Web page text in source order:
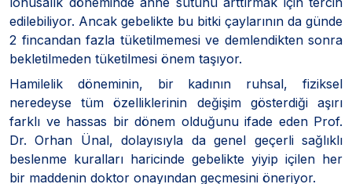
edilebiliyor. Ancak gebelikte bu bitki çaylarının da günde
2 fincandan fazla tüketilmemesi ve demlendikten sonra
bekletilmeden tüketilmesi önem taşıyor.
Hamilelik döneminin, bir kadının ruhsal, fiziksel
neredeyse tüm özelliklerinin değişim gösterdiği aşırı
farklı ve hassas bir dönem olduğunu ifade eden Prof.
Dr. Orhan Ünal, dolayısıyla da genel geçerli sağlıklı
beslenme kuralları haricinde gebelikte yiyip içilen her
bir maddenin doktor onayından geçmesini öneriyor.